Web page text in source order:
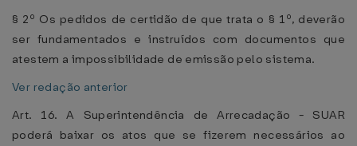
§ 2º Os pedidos de certidão de que trata o § 1º, deverão
ser fundamentados e instruídos com documentos que
atestem a impossibilidade de emissão pelo sistema.
Ver redação anterior
Art. 16. A Superintendência de Arrecadação - SUAR
poderá baixar os atos que se fizerem necessários ao